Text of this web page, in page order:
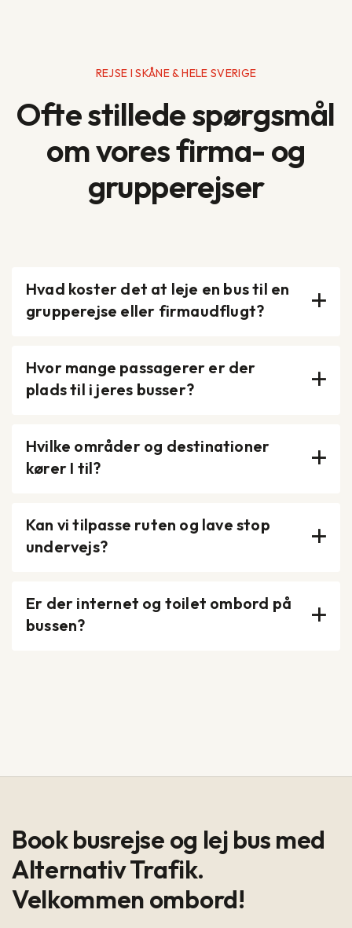
REJSE I SKÅNE & HELE SVERIGE
Ofte stillede spørgsmål
om vores firma- og
grupperejser
Hvad koster det at leje en bus til en
grupperejse eller firmaudflugt?
Hvor mange passagerer er der
plads til i jeres busser?
Hvilke områder og destinationer
kører I til?
Kan vi tilpasse ruten og lave stop
undervejs?
Er der internet og toilet ombord på
bussen?
Book busrejse og lej bus med
Alternativ Trafik.
Velkommen ombord!